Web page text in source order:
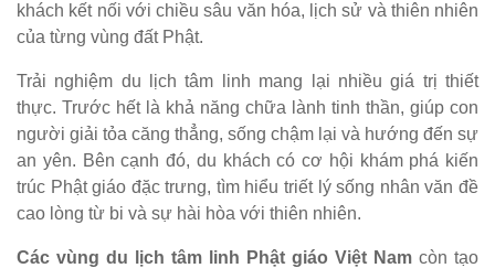
khách kết nối với chiều sâu văn hóa, lịch sử và thiên nhiên
của từng vùng đất Phật.
Trải nghiệm du lịch tâm linh mang lại nhiều giá trị thiết
thực. Trước hết là khả năng chữa lành tinh thần, giúp con
người giải tỏa căng thẳng, sống chậm lại và hướng đến sự
an yên. Bên cạnh đó, du khách có cơ hội khám phá kiến
trúc Phật giáo đặc trưng, tìm hiểu triết lý sống nhân văn đề
cao lòng từ bi và sự hài hòa với thiên nhiên.
Các vùng du lịch tâm linh Phật giáo Việt Nam còn tạo